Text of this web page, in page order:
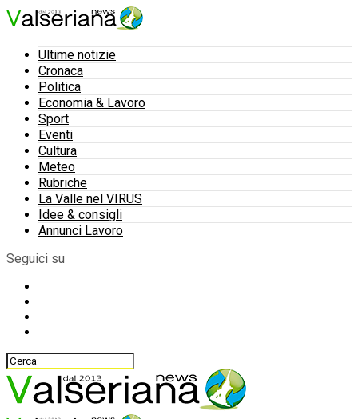
Ultime notizie
Cronaca
Politica
Economia & Lavoro
Sport
Eventi
Cultura
Meteo
Rubriche
La Valle nel VIRUS
Idee & consigli
Annunci Lavoro
Seguici su